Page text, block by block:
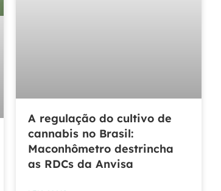
A regulação do cultivo de
cannabis no Brasil:
Maconhômetro destrincha
as RDCs da Anvisa